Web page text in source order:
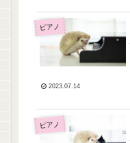
ピアノ
2023.07.14
ピアノ